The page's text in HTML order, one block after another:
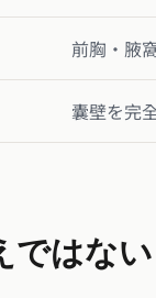
前胸・腋
囊壁を完
ではな